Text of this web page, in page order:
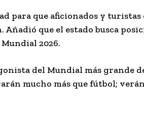
para que aficionados y turistas
que el estado busca
2026.
del Mundial más grande
mucho más que fútbol;